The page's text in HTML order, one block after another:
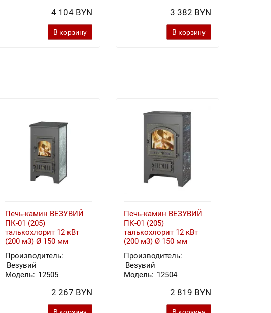
4 104 BYN
В корзину
3 382 BYN
В корзину
Печь-камин ВЕЗУВИЙ
ПК-01 (205)
талькохлорит 12 кВт
(200 м3) Ø 150 мм
Производитель:
Везувий
Модель: 12505
2 267 BYN
Печь-камин ВЕЗУВИЙ
ПК-01 (205)
талькохлорит 12 кВт
(200 м3) Ø 150 мм
Производитель:
Везувий
Модель: 12504
2 819 BYN